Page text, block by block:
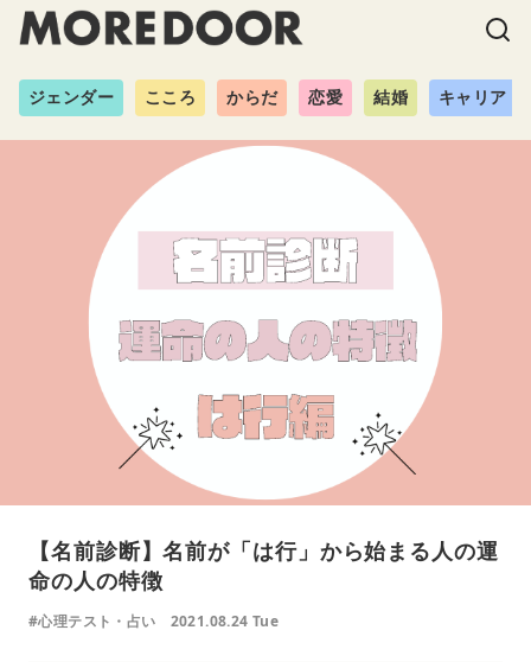
ジェンダー こころ からだ 恋愛 結婚 キャリア
【名前診断】名前が「は行」から始まる人の運
命の人の特徴
#心理テスト・占い 2021.08.24 Tue